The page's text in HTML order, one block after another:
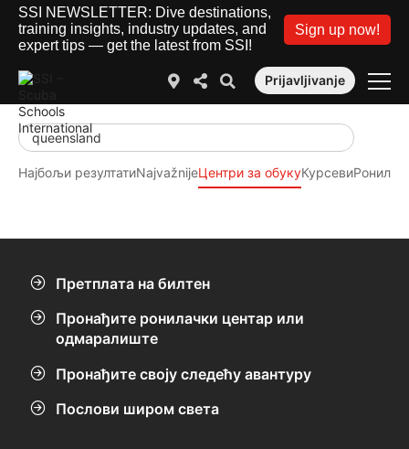
SSI NEWSLETTER: Dive destinations,
training insights, industry updates, and
expert tips — get the latest from SSI!
Sign up now!
Prijavljivanje
Најбољи резултатиNajvažnijeЦентри за обукуКурсеви
Претплата на билтен
Пронађите ронилачки центар или
одмаралиште
Пронађите своју следећу авантуру
Послови широм света